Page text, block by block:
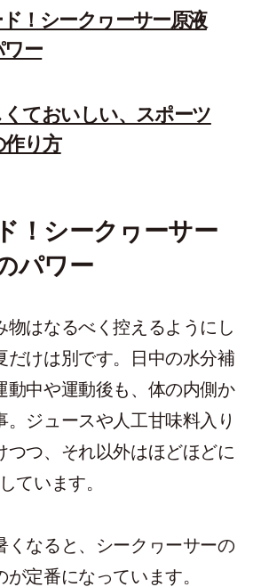
！シークヮーサー原液
ー
ておいしい、スポーツ
作り方
！シークヮーサー
パワー
物はなるべく控えるようにし
だけは別です。日中の水分補
動中や運動後も、体の内側か
。ジュースや人工甘味料入り
つつ、それ以外はほどほどに
ています。
くなると、シークヮーサーの
定番になっています。